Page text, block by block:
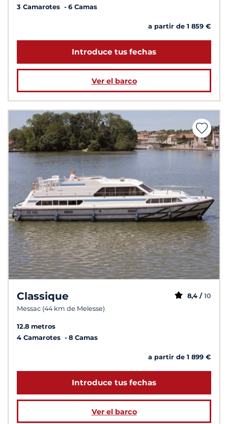
3 Camarotes
6 Camas
a partir de 1 859 €
Introduce tus fechas
Ver el barco
Classique
Messac (44 km de Melesse)
8,4 / 10
12.8 metros
4 Camarotes
8 Camas
a partir de 1 899 €
Introduce tus fechas
Ver el barco